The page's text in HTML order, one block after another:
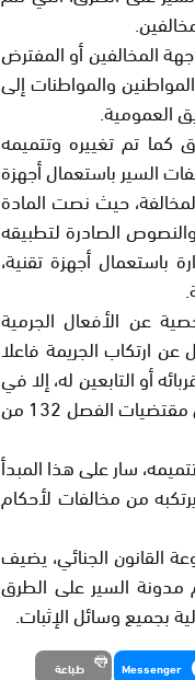
المخالفين أو المفترض
والمواطنات إلى
العمومية.
السير على الطرق كما تم تغييره وتتميمه
السير باستعمال أجهزة
حيث نصت المادة
والنصوص الصادرة لتطبيقه
باستعمال أجهزة تقنية،
عن الأفعال الجرمية
ارتكاب الجريمة فاعلا
أو التابعين له، إلا في
الحالات التي نص فيها القانون صراحة على ما يخالف هذا المبدأ، وذلك بناء على مقتضيات الفصل 132 من
وتتميمه، سار على هذا المبدأ
عما يرتكبه من مخالفات لأحكام
وانسجاما مع مقتضيات المادة 132 من مجموعة القانون الجنائي، يضيف
لأحكام مدونة السير على الطرق
بجميع وسائل الإثبات.
Messenger طباعة